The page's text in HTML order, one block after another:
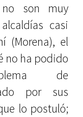
no son muy
casi
(Morena), el
no ha podido
de
por sus
lo postuló;